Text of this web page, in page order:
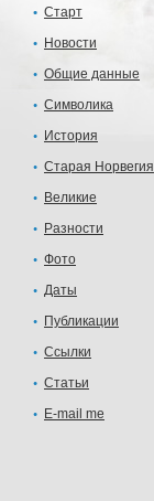
Старт
Новости
Общие данные
Символика
История
Старая Норвегия
Великие
Разности
Фото
Даты
Публикации
Ссылки
Статьи
E-mail me